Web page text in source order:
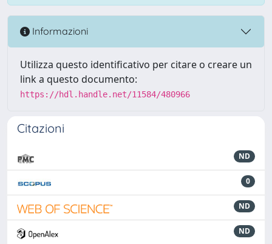
Informazioni
Utilizza questo identificativo per citare o creare un
link a questo documento:
https://hdl.handle.net/11584/480966
Citazioni
ND
0
ND
ND